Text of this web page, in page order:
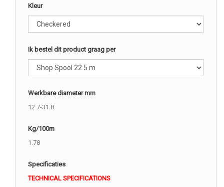
Kleur
Ik bestel dit product graag per
Werkbare diameter mm
12.7-31.8
Kg/100m
1.78
Specificaties
TECHNICAL SPECIFICATIONS